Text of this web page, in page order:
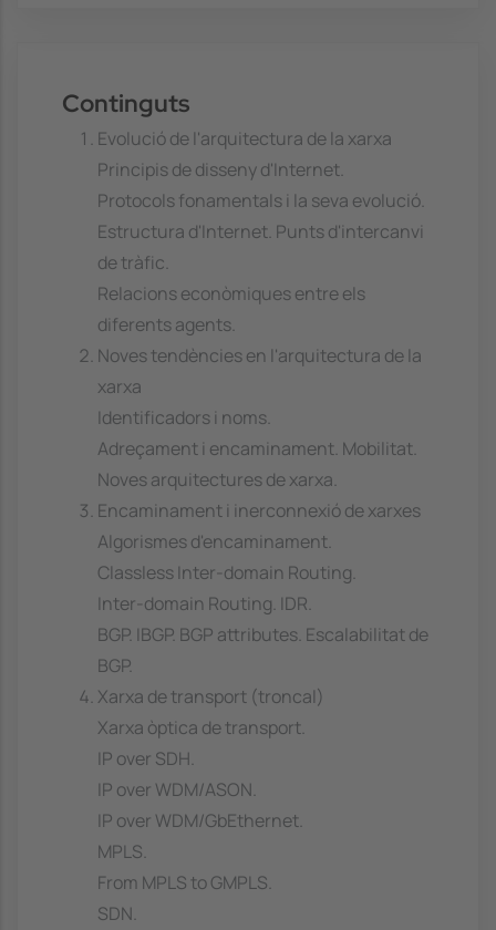
Continguts
Evolució de l'arquitectura de la xarxa
Principis de disseny d'Internet.
Protocols fonamentals i la seva evolució.
Estructura d'Internet. Punts d'intercanvi
de tràfic.
Relacions econòmiques entre els
diferents agents.
Noves tendències en l'arquitectura de la
xarxa
Identificadors i noms.
Adreçament i encaminament. Mobilitat.
Noves arquitectures de xarxa.
Encaminament i inerconnexió de xarxes
Algorismes d'encaminament.
Classless Inter-domain Routing.
Inter-domain Routing. IDR.
BGP. IBGP. BGP attributes. Escalabilitat de
BGP.
Xarxa de transport (troncal)
Xarxa òptica de transport.
IP over SDH.
IP over WDM/ASON.
IP over WDM/GbEthernet.
MPLS.
From MPLS to GMPLS.
SDN.